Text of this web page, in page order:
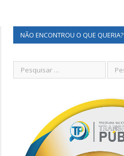
NÃO ENCONTROU O QUE QUERIA?